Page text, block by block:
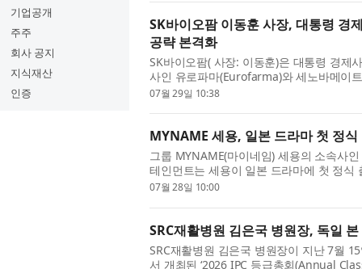
기업공개
주주
회사 공지
지식재산
인증
SK바이오팜 이동훈 사장, 대통령 경
공략 본격화
SK바이오팜( 사장: 이동훈)은 대통령 경제
사인 유로파마(Eurofarma)와 세노바메이
질 출시를 계기로 6억 명 규모의 중남미 시
07월 29일 10:38
MYNAME 세용, 일본 드라마 첫 정식
그룹 MYNAME(마이네임) 세용의 소속사
테인먼트는 세용이 일본 드라마에 첫 정
은 후지TV의 월요일 밤 9시 드라마 ‘블랙
07월 28일 10:00
SRC재활병원 김은국 병원장, 독일 본
SRC재활병원 김은국 병원장이 지난 7월
서 개최된 ‘2026 IPC 등급총회(Annual